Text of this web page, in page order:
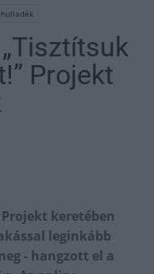
Projekt
keretében
leginkább
- hangzott el a